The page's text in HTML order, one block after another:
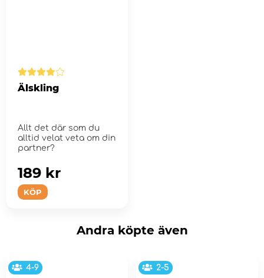
Älskling
Allt det där som du
alltid velat veta om din
partner?
KÖP
189 kr
Andra köpte även
4-9 2-5